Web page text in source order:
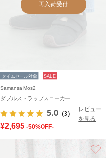
再入荷受付
タイムセール対象 SALE
Samansa Mos2
ダブルストラップスニーカー
5.0 （3）
レビュー
を見る
¥2,695 -50%OFF-